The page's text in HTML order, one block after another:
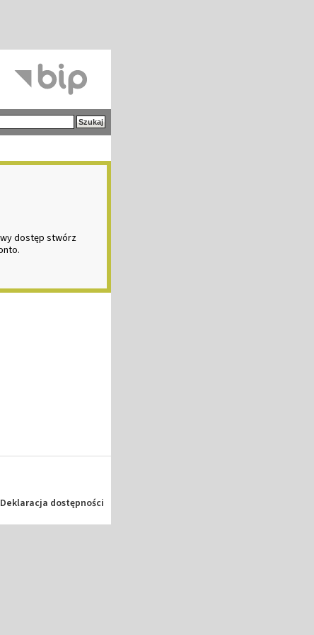
dostęp stwórz
Deklaracja dostępności